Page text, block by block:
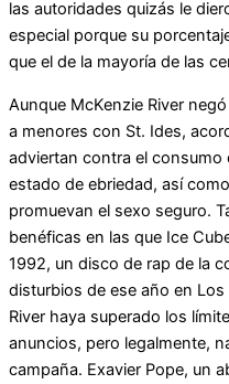
las autoridades quizás le
especial porque su
que el de la mayoría de las
Aunque McKenzie River
a menores con St. Ides,
adviertan contra el
estado de ebriedad, así
promuevan el sexo seguro.
benéficas en las que Ice
1992, un disco de rap de la
disturbios de ese año en
River haya superado los
anuncios, pero legalmente,
campaña. Exavier Pope, un